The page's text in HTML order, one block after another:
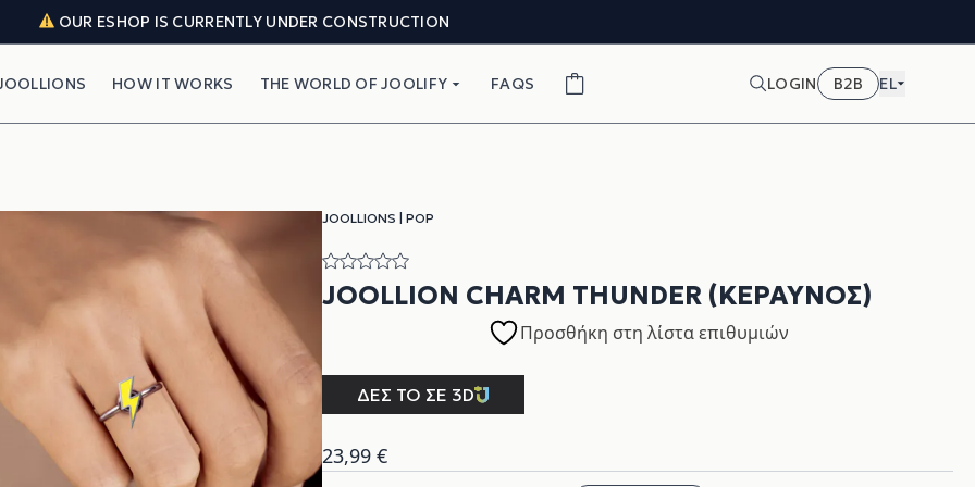
OUR ESHOP IS CURRENTLY UNDER CONSTRUCTION
HOW IT WORKS THE WORLD OF JOOLIFY FAQS LOGIN B2B EL
JOOLLIONS POP
JOOLLION CHARM THUNDER (ΚΕΡΑΥΝΌΣ)
Προσθήκη στη λίστα επιθυμιών